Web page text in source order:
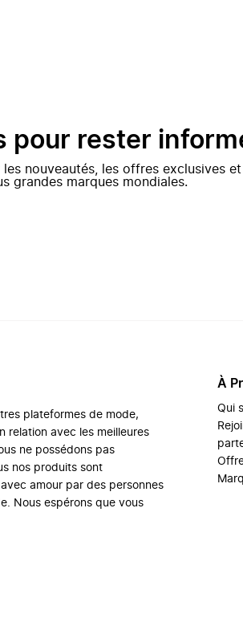
pour rester
nouveautés, les offres exclusives
grandes marques mondiales.
plateformes de mode,
relation avec les meilleures
ne possédons pas
nos produits sont
amour par des personnes
Nous espérons que vous
À
Qui